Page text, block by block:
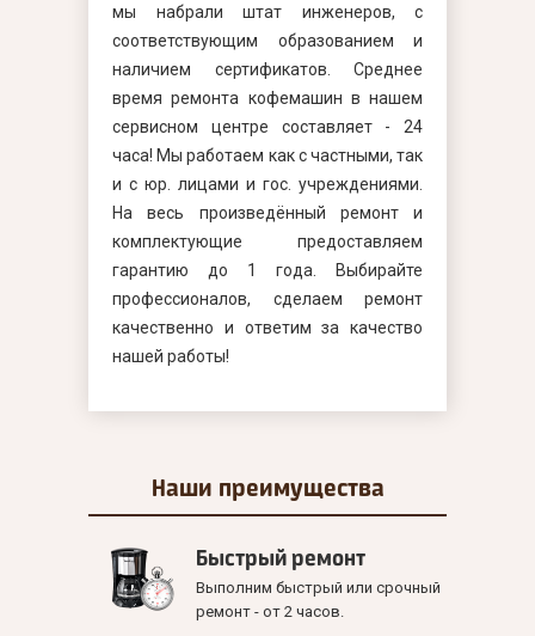
мы набрали штат инженеров, с
соответствующим образованием и
наличием сертификатов. Среднее
время ремонта кофемашин в нашем
сервисном центре составляет - 24
часа! Мы работаем как с частными, так
и с юр. лицами и гос. учреждениями.
На весь произведённый ремонт и
комплектующие предоставляем
гарантию до 1 года. Выбирайте
профессионалов, сделаем ремонт
качественно и ответим за качество
нашей работы!
Наши преимущества
Быстрый ремонт
Выполним быстрый или срочный
ремонт - от 2 часов.